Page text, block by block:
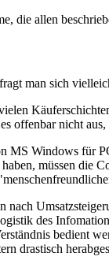
die allen
man sich
offenbar nicht
MS Windows für
müssen die
nach
des
bedient
drastisch